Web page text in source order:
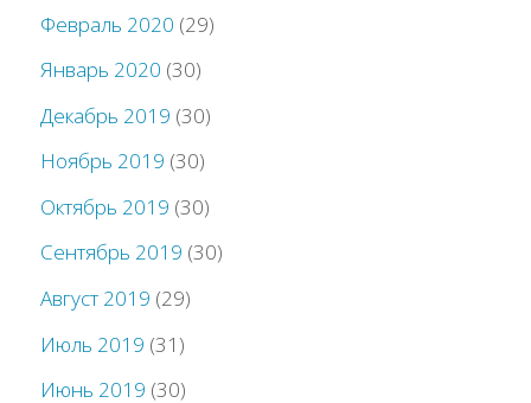
Февраль 2020 (29)
Январь 2020 (30)
Декабрь 2019 (30)
Ноябрь 2019 (30)
Октябрь 2019 (30)
Сентябрь 2019 (30)
Август 2019 (29)
Июль 2019 (31)
Июнь 2019 (30)